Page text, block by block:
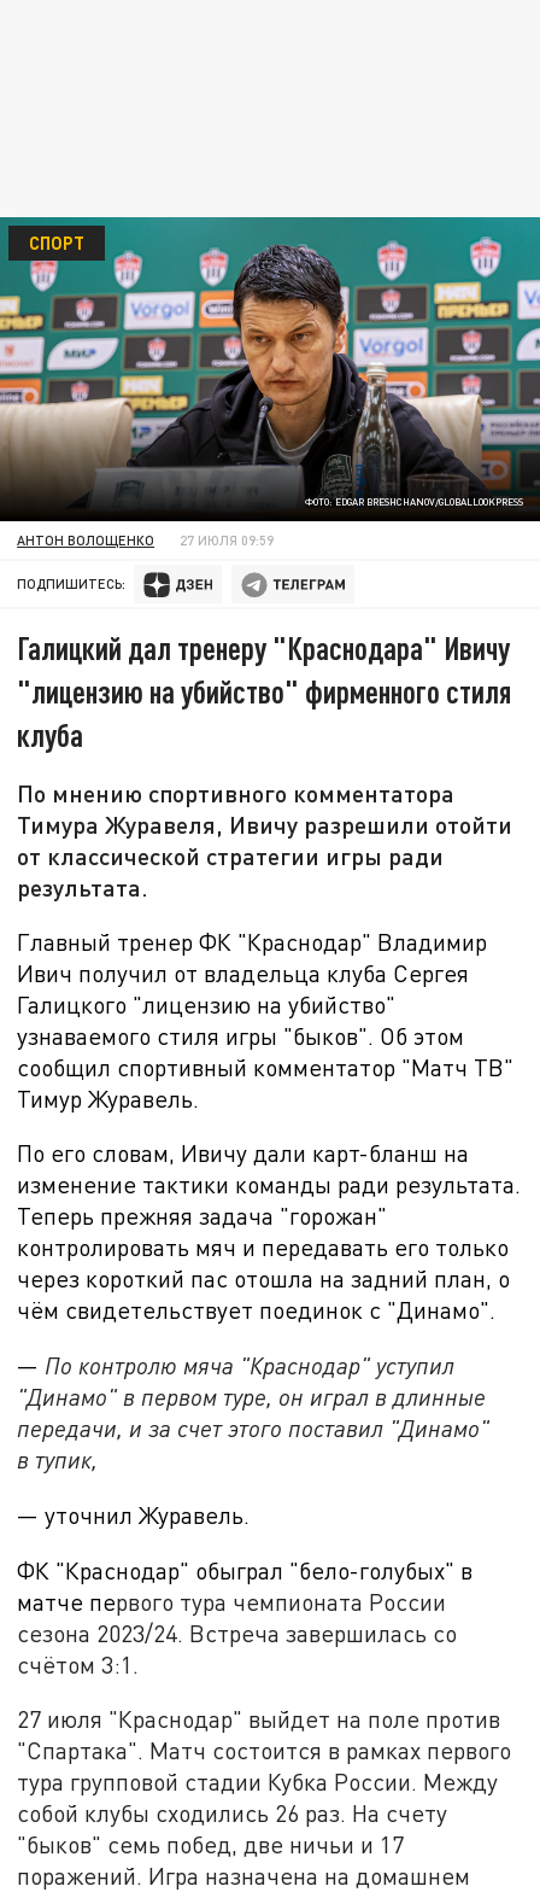
ФОТО: EDGAR BRESHCHANOV/GLOBALLOOKPRESS
СПОРТ
АНТОН ВОЛОЩЕНКО 27 ИЮЛЯ 09:59
ПОДПИШИТЕСЬ:
Галицкий дал тренеру "Краснодара" Ивичу
"лицензию на убийство" фирменного стиля
клуба
По мнению спортивного комментатора
Тимура Журавеля, Ивичу разрешили отойти
от классической стратегии игры ради
результата.
Главный тренер ФК "Краснодар" Владимир
Ивич получил от владельца клуба Сергея
Галицкого "лицензию на убийство"
узнаваемого стиля игры "быков". Об этом
сообщил спортивный комментатор "Матч ТВ"
Тимур Журавель.
По его словам, Ивичу дали карт-бланш на
изменение тактики команды ради результата.
Теперь прежняя задача "горожан"
контролировать мяч и передавать его только
через короткий пас отошла на задний план, о
чём свидетельствует поединок с "Динамо".
— По контролю мяча "Краснодар" уступил
"Динамо" в первом туре, он играл в длинные
передачи, и за счет этого поставил "Динамо"
в тупик,
— уточнил Журавель.
ФК "Краснодар" обыграл "бело-голубых" в
матче первого тура чемпионата России
сезона 2023/24. Встреча завершилась со
счётом 3:1.
27 июля "Краснодар" выйдет на поле против
"Спартака". Матч состоится в рамках первого
тура групповой стадии Кубка России. Между
собой клубы сходились 26 раз. На счету
"быков" семь побед, две ничьи и 17
поражений. Игра назначена на домашнем